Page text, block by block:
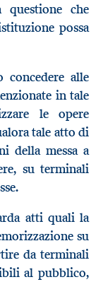
che
possa
alle
in tale
le opere
tale atto di
della messa a
su terminali
atti quali la
su
da terminali
al pubblico,